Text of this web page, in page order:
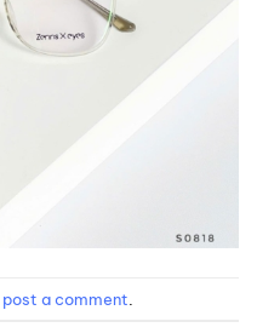
post a comment